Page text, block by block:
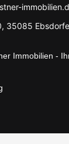
35085
Immobilien -